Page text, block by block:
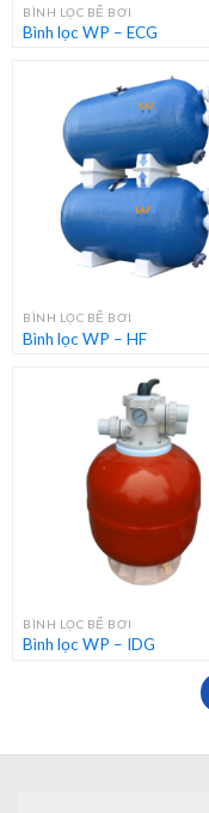
BÌNH LỌC BỂ BƠI
Bình lọc WP – ECG
BÌNH LỌC BỂ BƠI
Bình lọc WP – HF
BÌNH LỌC BỂ BƠI
Bình lọc WP – IDG